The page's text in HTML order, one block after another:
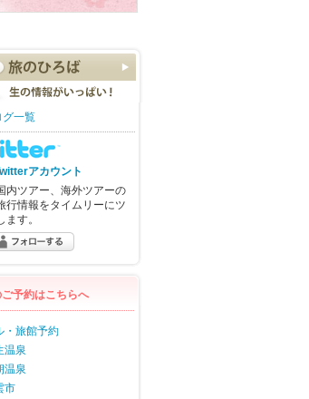
グ一覧
アカウント
内ツアー、海外ツアーの
行情報をタイムリーにツ
ます。
予約はこちらへ
・旅館予約
温泉
温泉
市